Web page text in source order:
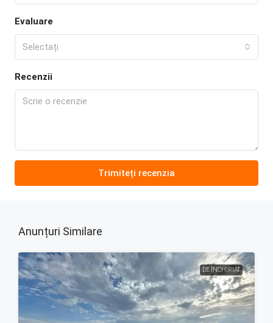
Evaluare
Selectați
Recenzii
Trimiteți recenzia
Anunțuri Similare
DE ÎNCHIRIAT